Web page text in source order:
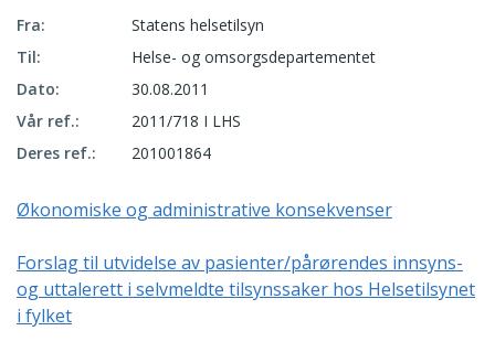
Fra:
Statens helsetilsyn
Til:
Helse- og omsorgsdepartementet
Dato:
30.08.2011
Vår ref.:
2011/718 I LHS
Deres ref.:
201001864
Økonomiske og administrative konsekvenser
Forslag til utvidelse av pasienter/pårørendes innsyns-
og uttalerett i selvmeldte tilsynssaker hos Helsetilsynet
i fylket